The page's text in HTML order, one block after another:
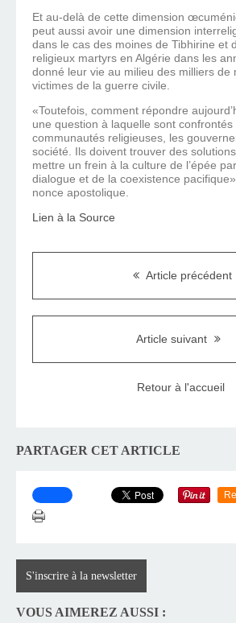
Et au-delà de cette dimension
peut aussi avoir une dimension
dans le cas des moines de Tibhirine et
religieux martyrs en Algérie dans les
donné leur vie au milieu des milliers de
victimes de la guerre civile.
«Toutefois, comment répondre
une question à laquelle sont confrontés
communautés religieuses, les
société. Ils doivent trouver des
mettre un frein à la culture de l’épée
dialogue et de la coexistence
nonce apostolique.
Lien à la Source
Article précédent
Article suivant
Retour à l'accueil
PARTAGER CET ARTICLE
S'inscrire à la newsletter
VOUS AIMEREZ AUSSI :